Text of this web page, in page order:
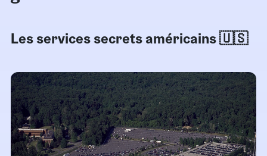
Les services secrets américains 🇺🇸